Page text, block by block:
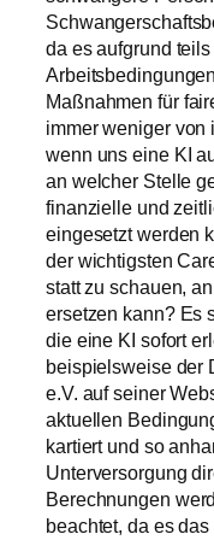
da es aufgrund
Maßnahmen für
immer weniger von
wenn uns eine KI
an welcher Stelle
finanzielle und
eingesetzt werden
der wichtigsten
statt zu schauen,
ersetzen kann? Es
die eine KI sofort
beispielsweise der
e.V. auf seiner
aktuellen
kartiert und so
Unterversorgung
Berechnungen
beachtet, da es